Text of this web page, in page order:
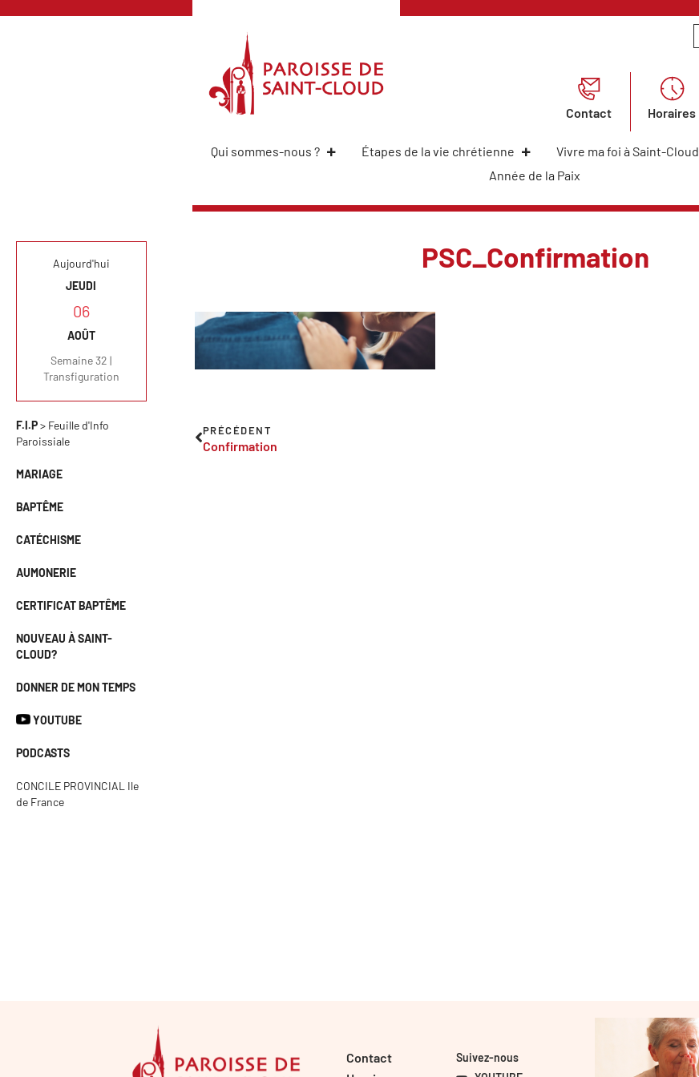
Contact Horaires
Qui sommes-nous ? Étapes de la vie chrétienne Vivre ma foi à Saint-Cloud
Année de la Paix
Aujourd'hui
JEUDI
06
AOÛT
Semaine 32 |
Transfiguration
F.I.P> Feuille d'Info
Paroissiale
MARIAGE
BAPTÊME
CATÉCHISME
AUMONERIE
CERTIFICAT BAPTÊME
NOUVEAU À SAINT-
CLOUD?
DONNER DE MON TEMPS
YOUTUBE
PODCASTS
CONCILE PROVINCIAL Ile
de France
PSC_Confirmation
PRÉCÉDENT
Confirmation
Contact
Suivez-nous